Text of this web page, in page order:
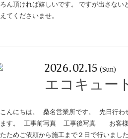
ろん頂ければ嬉しいです。 ですが出さな
えてくださいませ。
2026.02.15 (Sun)
エコキュー
こんにちは。 桑名営業所です。 先日行わ
ます。 工事前写真 工事後写真 お客様か
たためご依頼から施工まで２日で行いまし